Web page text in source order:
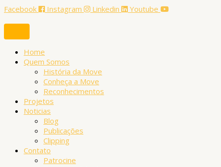
Ir
para
o
Facebook Instagram Linkedin Youtube
Home
Quem Somos
História da Move
Conheça a Move
Reconhecimentos
Projetos
Noticias
Blog
Publicações
Clipping
Contato
Patrocine